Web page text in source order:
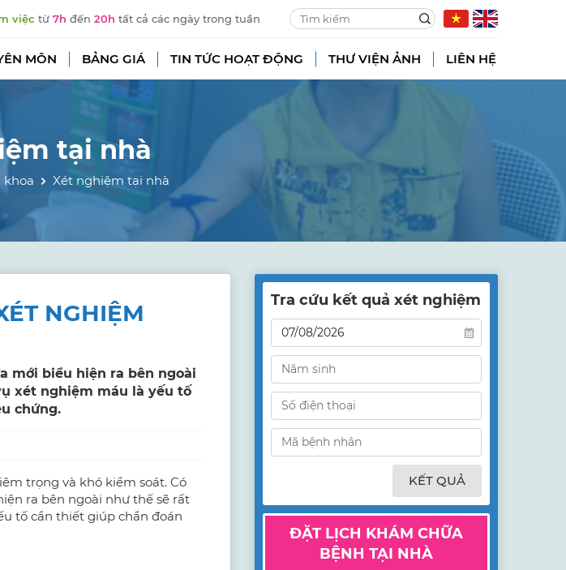
việc từ 7h đến 20h tất cả các ngày trong tuần
MÔN BẢNG GIÁ TIN TỨC HOẠT ĐỘNG THƯ VIỆN ẢNH LIÊN HỆ
tại nhà
khoa Xét nghiệm tại nhà
NGHIỆM
mới biểu hiện ra bên ngoài
xét nghiệm máu là yếu tố
chứng.
trọng và khó kiểm soát. Có
ra bên ngoài như thế sẽ rất
tố cần thiết giúp chẩn đoán
Tra cứu kết quả xét nghiệm
KẾT QUẢ
ĐẶT LỊCH KHÁM CHỮA
BỆNH TẠI NHÀ